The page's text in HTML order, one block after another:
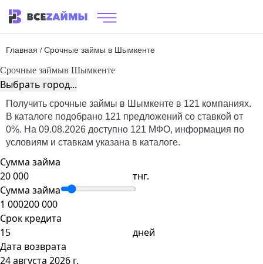
Главная / Срочные займы в Шымкенте
Срочные займыв Шымкенте
Выбрать город...
Получить срочные займы в Шымкенте в 121 компаниях.
В каталоге подобрано 121 предложений со ставкой от
0%. На 09.08.2026 доступно 121 МФО, информация по
условиям и ставкам указана в каталоге.
Сумма займа
тнг.
Сумма займа
1 000200 000
Срок кредита
дней
Дата возврата
24 августа 2026 г.